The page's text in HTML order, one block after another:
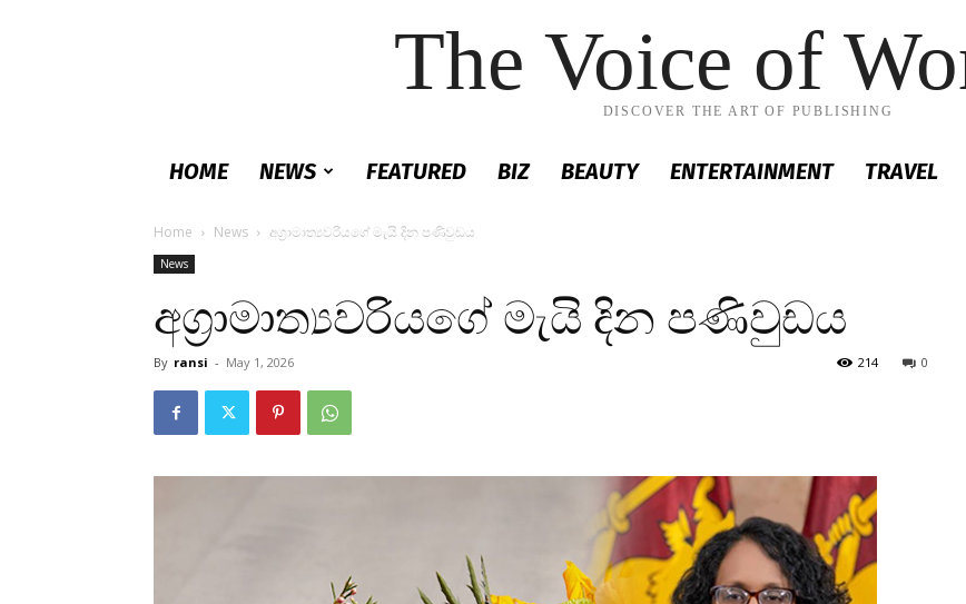
The Voice of
DISCOVER THE ART OF PUBLISHING
HOME NEWS FEATURED BIZ BEAUTY ENTERTAINMENT TRAVEL
Home News අග්‍රාමාත්‍යවරියගේ මැයි දින පණිවුඩය
News
අග්‍රාමාත්‍යවරියගේ මැයි දින පණිවුඩය
By ransi - May 1, 2026 0
214